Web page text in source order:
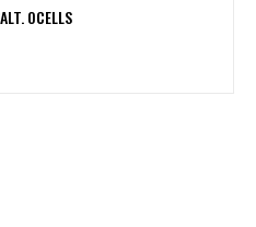
OCELLS